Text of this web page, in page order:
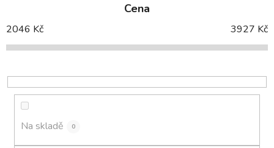
í
p
o
d
Cena
2046 Kč 3927 Kč
Na skladě 0